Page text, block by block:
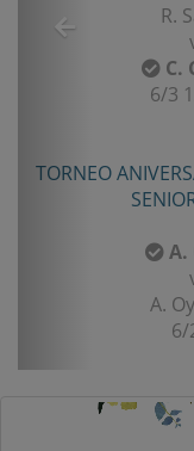
R.
C.
6/3
TORNEO
A.
A.
6/